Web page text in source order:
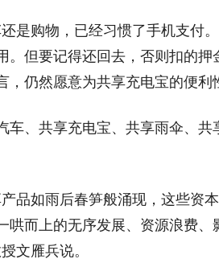
是购物，已经习惯了手机支付
。但要记得还回去，否则扣的
仍然愿意为共享充电宝的便利
车、共享充电宝、共享雨伞、
品如雨后春笋般涌现，这些资
哄而上的无序发展、资源浪费
文雁兵说。